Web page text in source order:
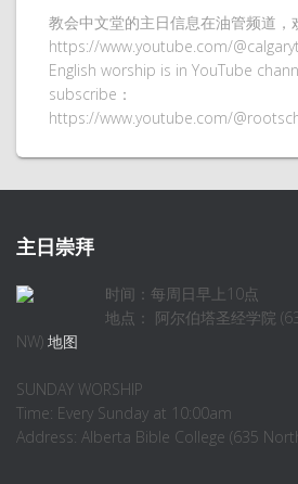
教会中文堂的主日信息在油管频道，
https://www.youtube.com/
English worship is in YouTube
subscribe：
https://www.youtube.com/
主日崇拜
时间：每周日早上10点
地点： 阿尔伯塔圣经学院
NW) 地图
SUNDAY WORSHIP
Time: Every Sunday at 10:00am
Address: Alberta Bible College (635